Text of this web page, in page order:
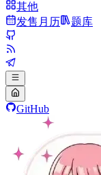
其他
发售月历
题库
GitHub